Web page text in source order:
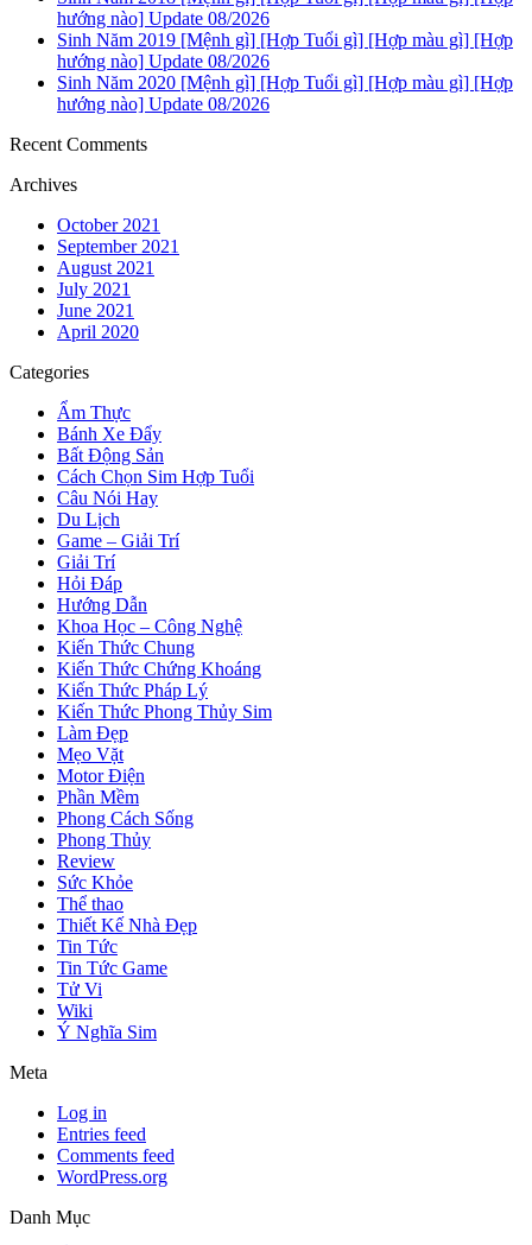
hướng nào] Update 08/2026
Sinh Năm 2019 [Mệnh gì] [Hợp Tuổi gì] [Hợp màu gì] [Hợp
hướng nào] Update 08/2026
Sinh Năm 2020 [Mệnh gì] [Hợp Tuổi gì] [Hợp màu gì] [Hợp
hướng nào] Update 08/2026
Recent Comments
Archives
October 2021
September 2021
August 2021
July 2021
June 2021
April 2020
Categories
Ẩm Thực
Bánh Xe Đẩy
Bất Động Sản
Cách Chọn Sim Hợp Tuổi
Câu Nói Hay
Du Lịch
Game – Giải Trí
Giải Trí
Hỏi Đáp
Hướng Dẫn
Khoa Học – Công Nghệ
Kiến Thức Chung
Kiến Thức Chứng Khoáng
Kiến Thức Pháp Lý
Kiến Thức Phong Thủy Sim
Làm Đẹp
Mẹo Vặt
Motor Điện
Phần Mềm
Phong Cách Sống
Phong Thủy
Review
Sức Khỏe
Thể thao
Thiết Kế Nhà Đẹp
Tin Tức
Tin Tức Game
Tử Vi
Wiki
Ý Nghĩa Sim
Meta
Log in
Entries feed
Comments feed
WordPress.org
Danh Mục